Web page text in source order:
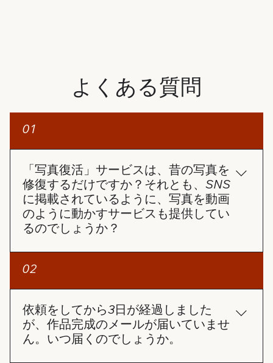
よくある質問
01
「写真復活」サービスは、昔の写真を
修復するだけですか？それとも、SNS
に掲載されているように、写真を動画
のように動かすサービスも提供してい
るのでしょうか？
「写真復活」サービスは、写真を動画のように動か
02
依頼をしてから3日が経過しました
が、作品完成のメールが届いていませ
ん。いつ届くのでしょうか。